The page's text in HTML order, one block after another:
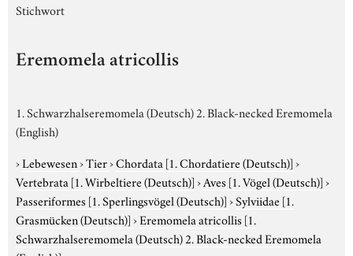
Stichwort
Eremomela atricollis
1. Schwarzhalseremomela (Deutsch) 2. Black-necked Eremomela
(English)
›Lebewesen›Tier›Chordata [1. Chordatiere (Deutsch)]›
Vertebrata [1. Wirbeltiere (Deutsch)]›Aves [1. Vögel (Deutsch)]›
Passeriformes [1. Sperlingsvögel (Deutsch)]›Sylviidae [1.
Grasmücken (Deutsch)]›Eremomela atricollis [1.
Schwarzhalseremomela (Deutsch) 2. Black-necked Eremomela